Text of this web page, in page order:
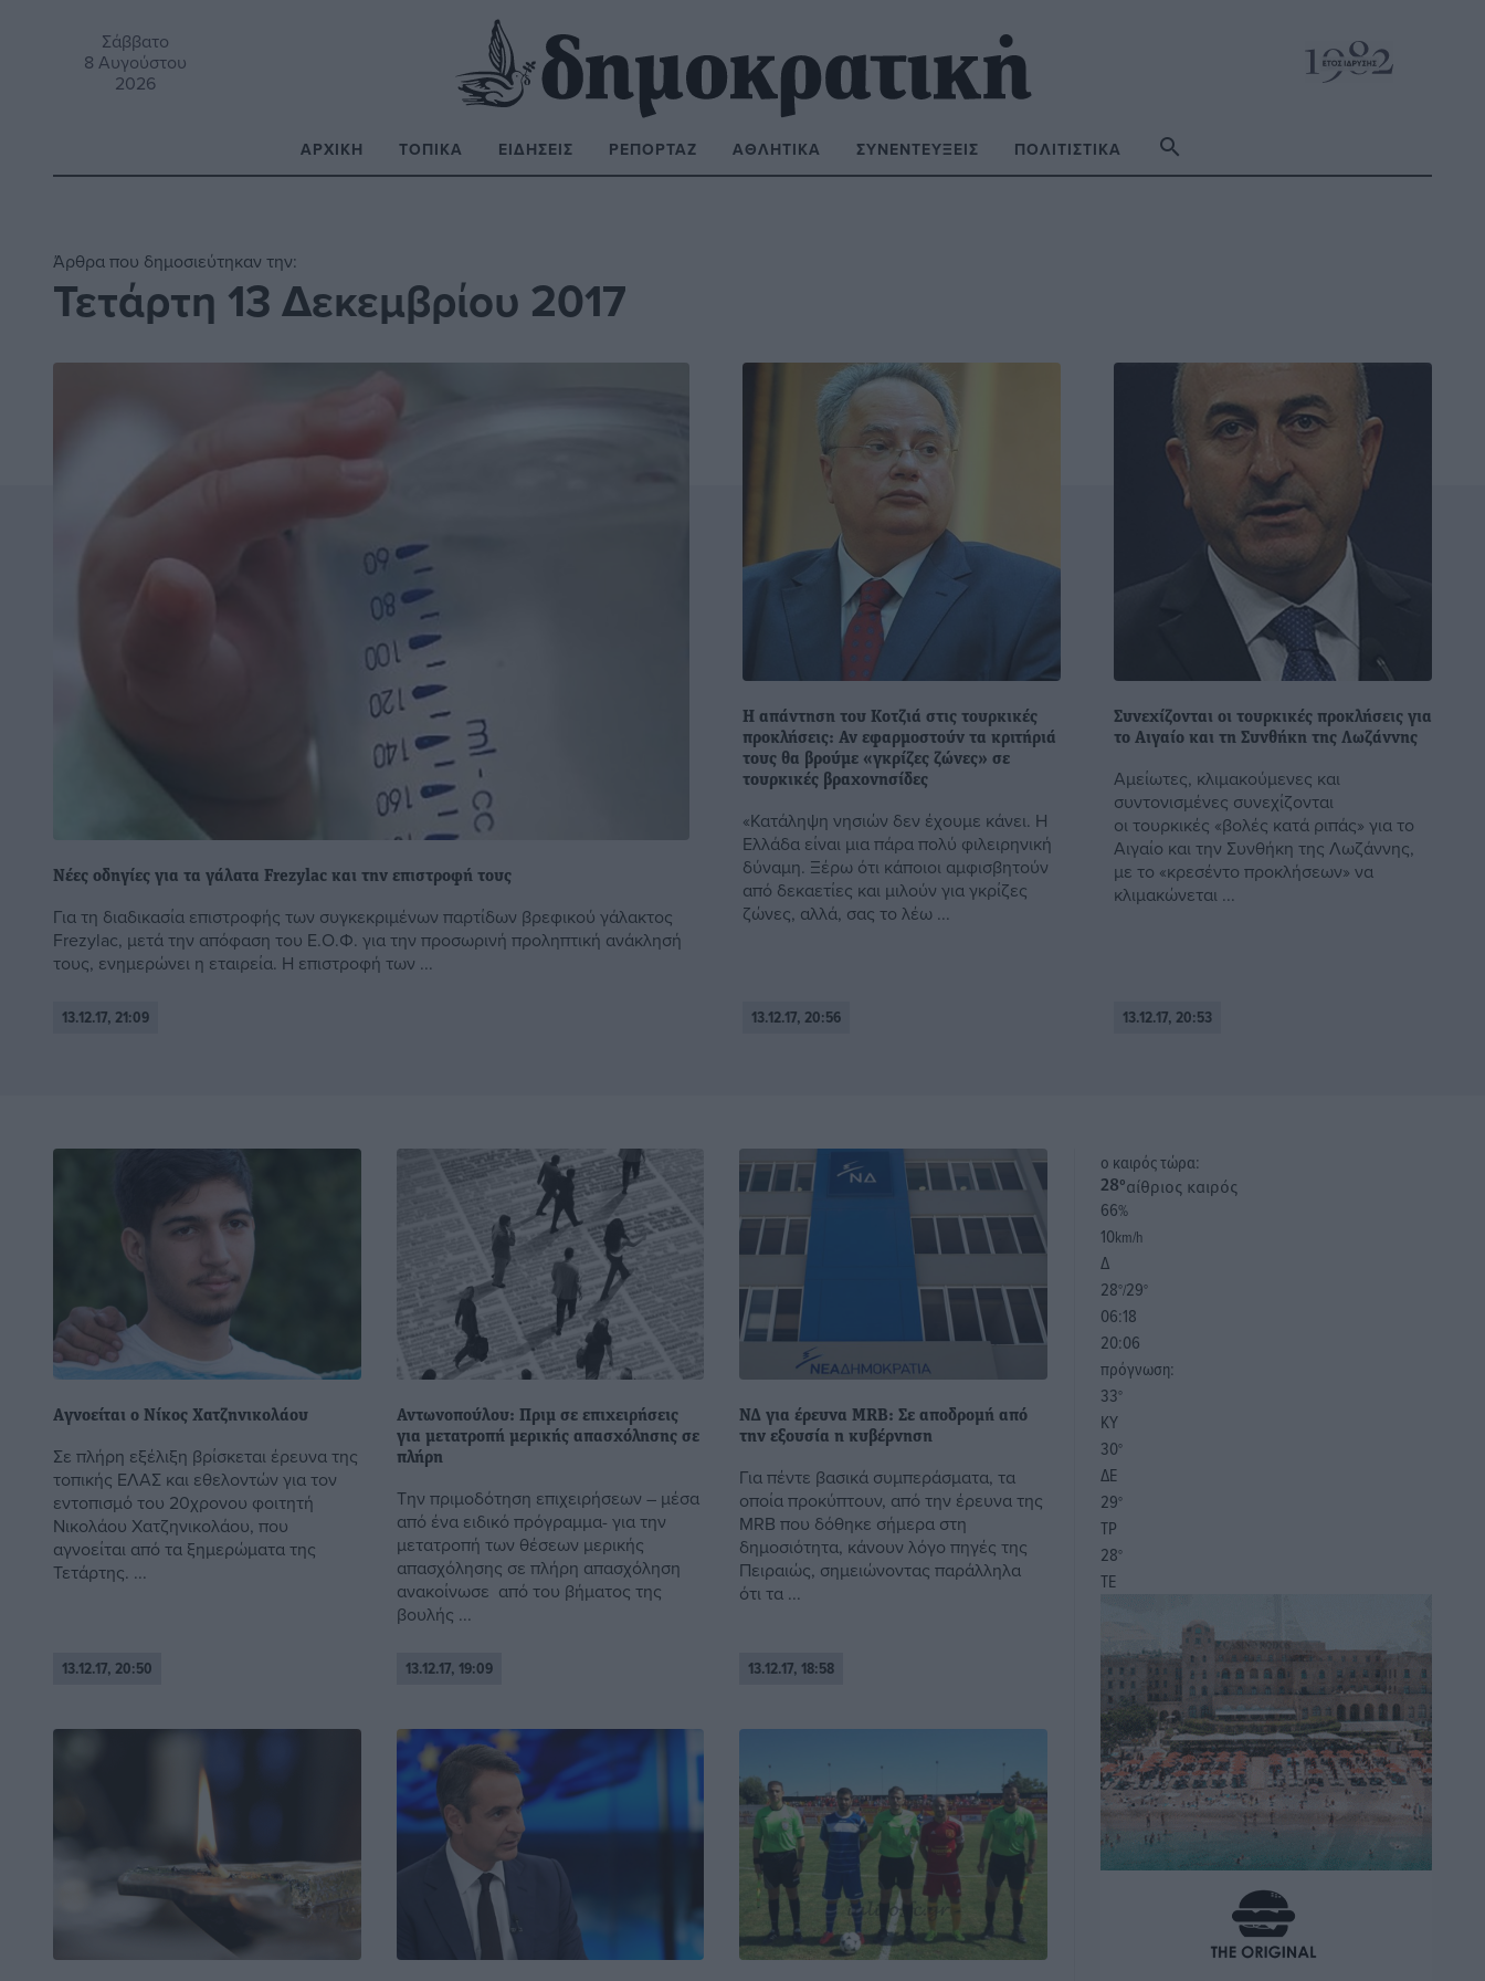
Σάββατο
8 Αυγούστου
2026
ΑΡΧΙΚΉ ΤΟΠΙΚΆ ΕΙΔΉΣΕΙΣ ΡΕΠΟΡΤΆΖ ΑΘΛΗΤΙΚΆ ΣΥΝΕΝΤΕΎΞΕΙΣ ΠΟΛΙΤΙΣΤΙΚΆ
Άρθρα που δημοσιεύτηκαν την:
Τετάρτη 13 Δεκεμβρίου 2017
Νέες οδηγίες για τα γάλατα Frezylac και την επιστροφή τους
Για τη διαδικασία επιστροφής των συγκεκριμένων παρτίδων βρεφικού γάλακτος
Frezylac, μετά την απόφαση του Ε.Ο.Φ. για την προσωρινή προληπτική ανάκλησή
τους, ενημερώνει η εταιρεία. Η επιστροφή των ...
13.12.17, 21:09
Η απάντηση του Κοτζιά στις τουρκικές
προκλήσεις: Αν εφαρμοστούν τα κριτήριά
τους θα βρούμε «γκρίζες ζώνες» σε
τουρκικές βραχονησίδες
«Κατάληψη νησιών δεν έχουμε κάνει. Η
Ελλάδα είναι μια πάρα πολύ φιλειρηνική
δύναμη. Ξέρω ότι κάποιοι αμφισβητούν
από δεκαετίες και μιλούν για γκρίζες
ζώνες, αλλά, σας το λέω ...
13.12.17, 20:56
Συνεχίζονται οι τουρκικές προκλήσεις για
το Αιγαίο και τη Συνθήκη της Λωζάννης
Αμείωτες, κλιμακούμενες και
συντονισμένες συνεχίζονται
οι τουρκικές «βολές κατά ριπάς» για το
Αιγαίο και την Συνθήκη της Λωζάννης,
με το «κρεσέντο προκλήσεων» να
κλιμακώνεται ...
13.12.17, 20:53
Aγνοείται ο Νίκος Χατζηνικολάου
Σε πλήρη εξέλιξη βρίσκεται έρευνα της
τοπικής ΕΛΑΣ και εθελοντών για τον
εντοπισμό του 20χρονου φοιτητή
Νικολάου Χατζηνικολάου, που
αγνοείται από τα ξημερώματα της
Τετάρτης. ...
13.12.17, 20:50
Αντωνοπούλου: Πριμ σε επιχειρήσεις
για μετατροπή μερικής απασχόλησης σε
πλήρη
Την πριμοδότηση επιχειρήσεων – μέσα
από ένα ειδικό πρόγραμμα- για την
μετατροπή των θέσεων μερικής
απασχόλησης σε πλήρη απασχόληση
ανακοίνωσε από του βήματος της
βουλής ...
13.12.17, 19:09
ΝΔ για έρευνα MRB: Σε αποδρομή από
την εξουσία η κυβέρνηση
Για πέντε βασικά συμπεράσματα, τα
οποία προκύπτουν, από την έρευνα της
MRB που δόθηκε σήμερα στη
δημοσιότητα, κάνουν λόγο πηγές της
Πειραιώς, σημειώνοντας παράλληλα
ότι τα ...
13.12.17, 18:58
o καιρός τώρα:
28°αίθριος καιρός
66%
10km/h
Δ
28°/29°
06:18
20:06
πρόγνωση:
33°
ΚΥ
30°
ΔΕ
29°
ΤΡ
28°
ΤΕ